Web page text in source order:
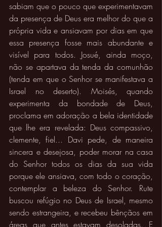
sabiam que o pouco que experimentavam
da presença de Deus era melhor do que a
própria vida e ansiavam por dias em que
essa presença fosse mais abundante e
visível para todos. Josué, ainda moço,
não se apartava da tenda da comunhão
(tenda em que o Senhor se manifestava a
Israel no deserto). Moisés, quando
experimenta da bondade de Deus,
proclama em adoração a bela identidade
que lhe era revelada: Deus compassivo,
clemente, fiel... Davi pede, de maneira
sincera e desejosa, poder morar na casa
do Senhor todos os dias da sua vida
porque ele ansiava, com todo o coração,
contemplar a beleza do Senhor. Rute
buscou refúgio no Deus de Israel, mesmo
sendo estrangeira, e recebeu bênçãos em
áreas que antes estavam desoladas. E